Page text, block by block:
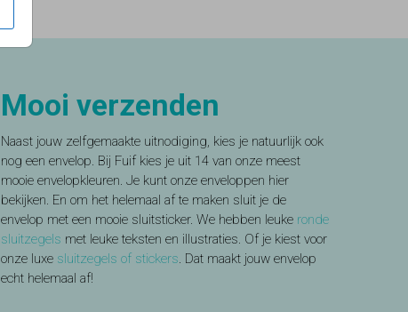
Mooi verzenden
Naast jouw zelfgemaakte uitnodiging, kies je natuurlijk ook
nog een envelop. Bij Fuif kies je uit 14 van onze meest
mooie envelopkleuren. Je kunt onze enveloppen hier
bekijken. En om het helemaal af te maken sluit je de
envelop met een mooie sluitsticker. We hebben leuke ronde
sluitzegels met leuke teksten en illustraties. Of je kiest voor
onze luxe sluitzegels of stickers. Dat maakt jouw envelop
echt helemaal af!